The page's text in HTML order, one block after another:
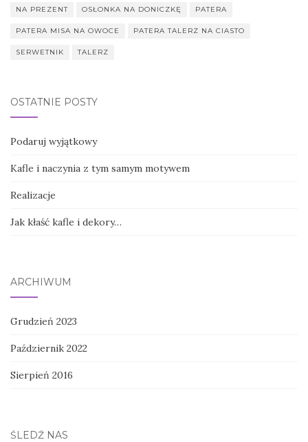
NA PREZENT OSŁONKA NA DONICZKĘ PATERA
PATERA MISA NA OWOCE PATERA TALERZ NA CIASTO
SERWETNIK TALERZ
OSTATNIE POSTY
Podaruj wyjątkowy
Kafle i naczynia z tym samym motywem
Realizacje
Jak kłaść kafle i dekory…
ARCHIWUM
Grudzień 2023
Październik 2022
Sierpień 2016
ŚLEDŹ NAS